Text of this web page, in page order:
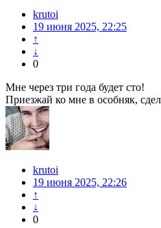
krutoi
19 июня 2025, 22:25
↑
↓
0
Мне через три года будет сто!
Приезжай ко мне в особняк,
krutoi
19 июня 2025, 22:26
↑
↓
0